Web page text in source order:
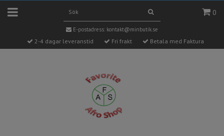
0
E-postadress: kontakt@minbutik.se
2-4 dagar leveranstid Fri frakt Betala med Faktura